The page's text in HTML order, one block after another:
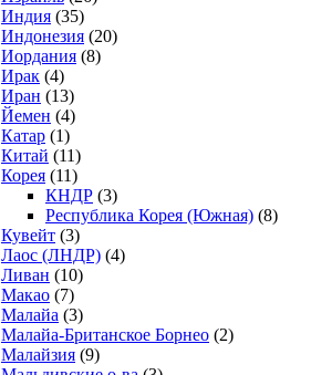
Индия (35)
Индонезия (20)
Иордания (8)
Ирак (4)
Иран (13)
Йемен (4)
Катар (1)
Китай (11)
Корея (11)
КНДР (3)
Республика Корея (Южная) (8)
Кувейт (3)
Лаос (ЛНДР) (4)
Ливан (10)
Макао (7)
Малайа (3)
Малайа-Британское Борнео (2)
Малайзия (9)